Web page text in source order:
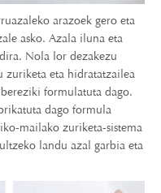
arazoek gero eta
asko. Azala iluna eta
Nola lor dezakezu
zuriketa eta hidratatzailea
formulatuta dago.
dago formula
mailako zuriketa-sistema
landu azal garbia eta